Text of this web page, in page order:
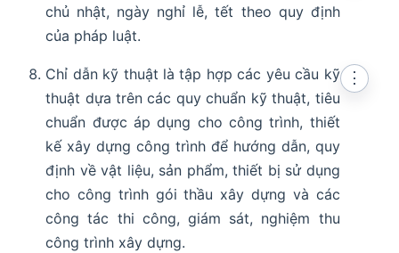
chủ nhật, ngày nghỉ lễ, tết theo quy định
của pháp luật.
Chỉ dẫn kỹ thuật là tập hợp các yêu cầu kỹ
thuật dựa trên các quy chuẩn kỹ thuật, tiêu
chuẩn được áp dụng cho công trình, thiết
kế xây dựng công trình để hướng dẫn, quy
định về vật liệu, sản phẩm, thiết bị sử dụng
cho công trình gói thầu xây dựng và các
công tác thi công, giám sát, nghiệm thu
công trình xây dựng.
⋮